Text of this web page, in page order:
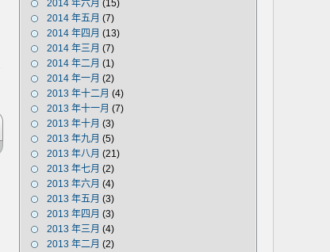
2014 年六月 (15)
2014 年五月 (7)
2014 年四月 (13)
2014 年三月 (7)
2014 年二月 (1)
2014 年一月 (2)
2013 年十二月 (4)
2013 年十一月 (7)
2013 年十月 (3)
2013 年九月 (5)
2013 年八月 (21)
2013 年七月 (2)
2013 年六月 (4)
2013 年五月 (3)
2013 年四月 (3)
2013 年三月 (4)
2013 年二月 (2)